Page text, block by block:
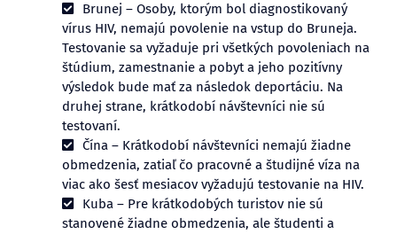
Brunej – Osoby, ktorým bol diagnostikovaný
vírus HIV, nemajú povolenie na vstup do Bruneja.
Testovanie sa vyžaduje pri všetkých povoleniach na
štúdium, zamestnanie a pobyt a jeho pozitívny
výsledok bude mať za následok deportáciu. Na
druhej strane, krátkodobí návštevníci nie sú
testovaní.
Čína – Krátkodobí návštevníci nemajú žiadne
obmedzenia, zatiaľ čo pracovné a študijné víza na
viac ako šesť mesiacov vyžadujú testovanie na HIV.
Kuba – Pre krátkodobých turistov nie sú
stanovené žiadne obmedzenia, ale študenti a